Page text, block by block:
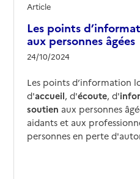
Les points
aux personnes âgées
24/10/2024
Article
Les points d’information
d'accueil, d'écoute, d'
soutien aux personnes
aidants et aux
personnes en perte